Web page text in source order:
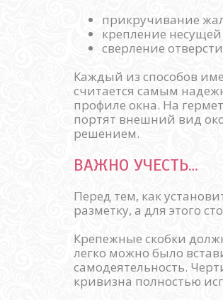
прикручивание
крепление
сверление
Каждый из способов
считается самым
профиле окна. На
портят внешний вид
решением.
ВАЖНО УЧЕСТЬ…
Перед тем, как
разметку, а для этого
Крепежные скобки
легко можно было
самодеятельность.
кривизна полностью